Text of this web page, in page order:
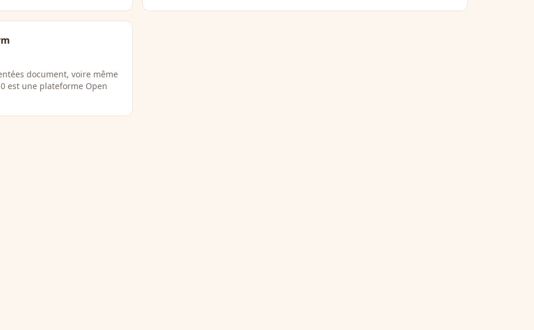
document, voire même
est une plateforme Open